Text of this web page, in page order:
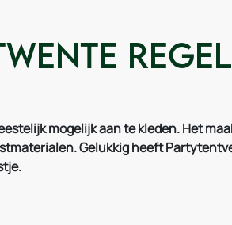
mogelijk aan te kleden. Het
Gelukkig heeft